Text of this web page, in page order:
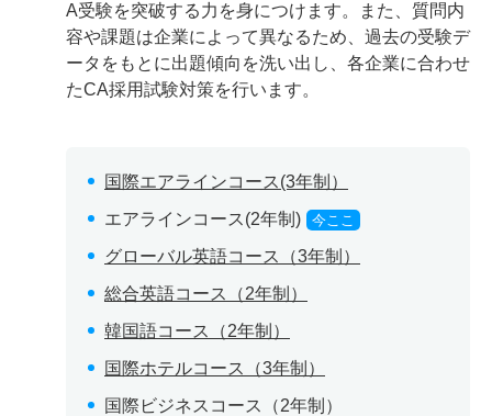
A受験を突破する力を身につけます。また、質問内
容や課題は企業によって異なるため、過去の受験デ
ータをもとに出題傾向を洗い出し、各企業に合わせ
たCA採用試験対策を行います。
国際エアラインコース(3年制）
エアラインコース(2年制)
今ここ
グローバル英語コース（3年制）
総合英語コース（2年制）
韓国語コース（2年制）
国際ホテルコース（3年制）
国際ビジネスコース（2年制）